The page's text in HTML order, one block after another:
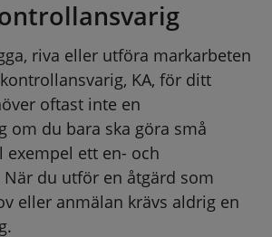
riva eller utföra markarbeten
KA, för ditt
oftast inte en
om du bara ska göra små
exempel ett en- och
du utför en åtgärd som
eller anmälan krävs aldrig en